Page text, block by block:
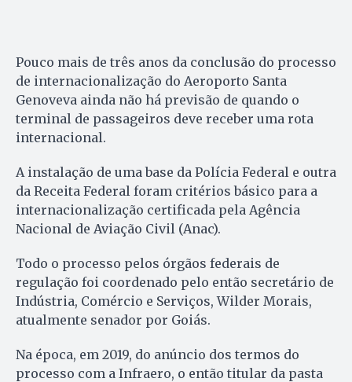
Pouco mais de três anos da conclusão do processo
de internacionalização do Aeroporto Santa
Genoveva ainda não há previsão de quando o
terminal de passageiros deve receber uma rota
internacional.
A instalação de uma base da Polícia Federal e outra
da Receita Federal foram critérios básico para a
internacionalização certificada pela Agência
Nacional de Aviação Civil (Anac).
Todo o processo pelos órgãos federais de
regulação foi coordenado pelo então secretário de
Indústria, Comércio e Serviços, Wilder Morais,
atualmente senador por Goiás.
Na época, em 2019, do anúncio dos termos do
processo com a Infraero, o então titular da pasta